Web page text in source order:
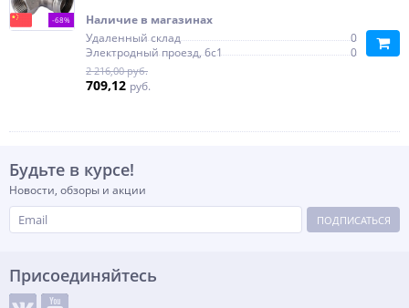
-68%
Наличие в магазинах
Удаленный склад
0
Электродный проезд, 6с1
0
2 216,00 руб.
709,12 руб.
Будьте в курсе!
Новости, обзоры и акции
ПОДПИСАТЬСЯ
Присоединяйтесь